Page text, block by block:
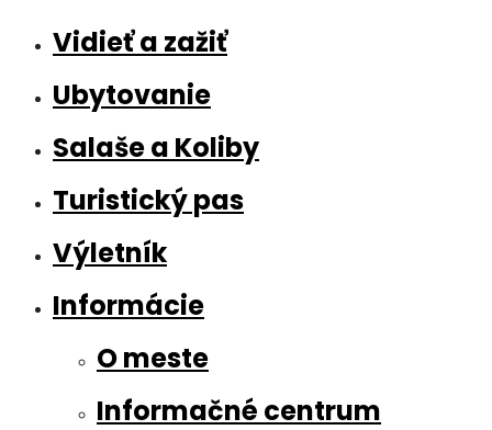
Vidieť a zažiť
Ubytovanie
Salaše a Koliby
Turistický pas
Výletník
Informácie
O meste
Informačné centrum